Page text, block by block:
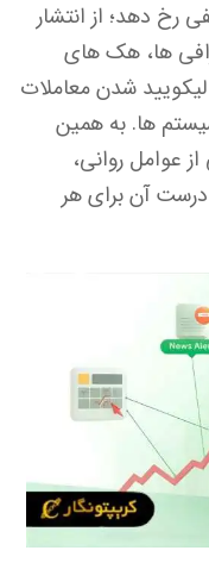
رخ دهد؛ از انتشار
ها، هک های
شدن معاملات
ها. به همین
عوامل روانی،
آن برای هر